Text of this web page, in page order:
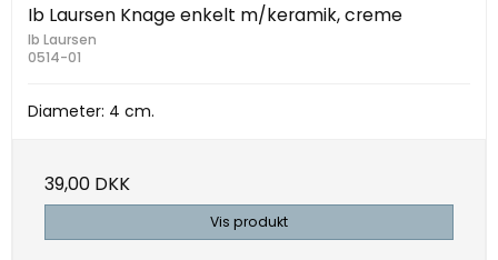
Ib Laursen Knage enkelt m/keramik, creme
Ib Laursen
0514-01
Diameter: 4 cm.
39,00 DKK
Vis produkt